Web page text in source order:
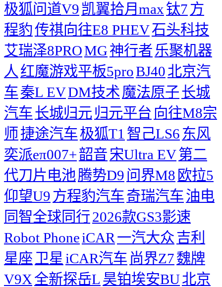
极狐问道V9 凯翼拾月max钛7 方
程豹传祺向往E8 PHEV石头科技
艾瑞泽8PROMG神行者 乐聚机器
人 红魔游戏平板5proBJ40北京汽
车秦L EVDM技术 魔法原子长城
汽车长城归元 归元平台 向往M8宗
师 捷途汽车极狐T1 智己LS6 东风
奕派eπ007+韶音 宋Ultra EV第二
代刀片电池腾势D9 问界M8 欧拉5
仰望U9 方程豹汽车奇瑞汽车油电
同智全球同行2026款GS3影速
Robot PhoneiCAR一汽大众吉利
星座 卫星 iCAR汽车 尚界Z7魏牌
V9X全新探岳L 昊铂埃安BU北京